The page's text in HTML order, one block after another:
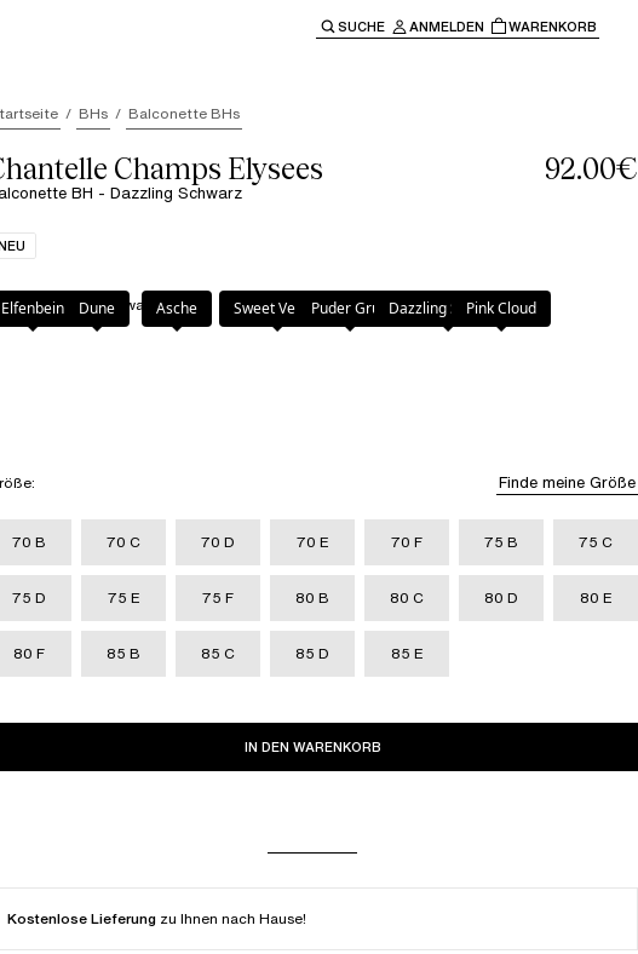
nach oben" oder "Escape" um zur Hauptnavigation
SUCHE ANMELDEN WARENKORB
BHs Balconette BHs
Champs Elysees
BH - Dazzling Schwarz
92.00€
:Dazzling Schwarz
Elfenbein Dune Asche Sweet VelvetPuder Grün Dazzling Schwarz
Pink Cloud
: Finde meine Größe
70 B 70 C 70 D 70 E 70 F 75 B 75 C
75 D 75 E 75 F 80 B 80 C 80 D 80 E
80 F 85 B 85 C 85 D 85 E
IN DEN WARENKORB
Kostenlose Lieferung zu Ihnen nach Hause!